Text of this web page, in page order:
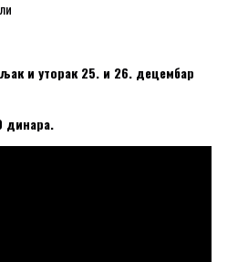
и уторак 25. и 26. децембар
динара.